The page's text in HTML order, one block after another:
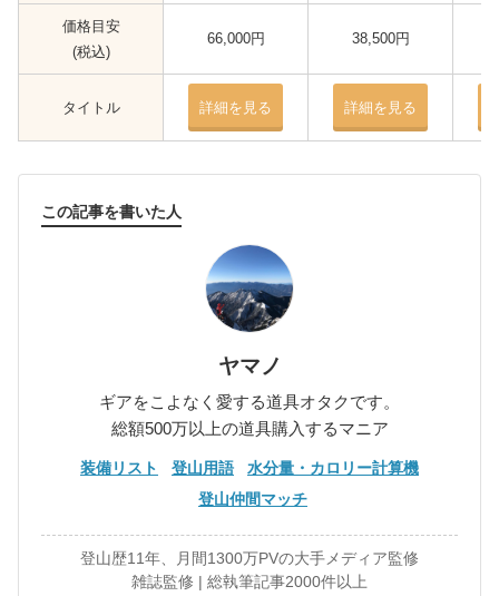
価格目安
(税込)
66,000円 38,500円
タイトル 詳細を見る 詳細を見る
この記事を書いた人
ヤマノ
ギアをこよなく愛する道具オタクです。
総額500万以上の道具購入するマニア
装備リスト 登山用語
水分量・カロリー計算機
登山仲間マッチ
登山歴11年、月間1300万PVの大手メディア監修
雑誌監修 | 総執筆記事2000件以上